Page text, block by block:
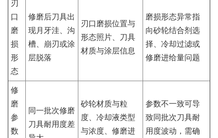
刃
口
磨
损
形
态
修磨后刀具出
现月牙洼、沟
槽、崩刃或涂
层脱落
刃口磨损位置与
形态照片、刀具
材质与涂层信息
磨损形态异常指
向砂轮结合剂选
择、冷却过滤或
修磨进给量问题
修
磨
参
数
同一批次修磨
刀具耐用度差
砂轮材质与粒
度、冷却液类型
与浓度、修磨进
参数不一致可导
致同批次刀具耐
用度波动，需确